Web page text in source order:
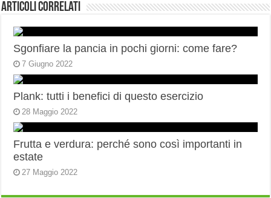
Articoli correlati
Sgonfiare la pancia in pochi giorni: come fare?
7 Giugno 2022
Plank: tutti i benefici di questo esercizio
28 Maggio 2022
Frutta e verdura: perché sono così importanti in
estate
27 Maggio 2022